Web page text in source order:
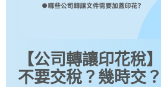
【公司轉讓印花稅
不要交稅？幾時交